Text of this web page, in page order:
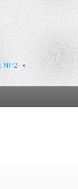
NH2- »